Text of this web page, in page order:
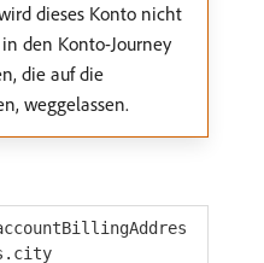
dieses Konto nicht
den Konto-Journey
die auf die
weggelassen.